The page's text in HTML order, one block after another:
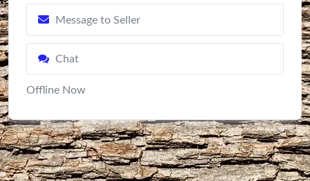
Message to Seller
Chat
Offline Now